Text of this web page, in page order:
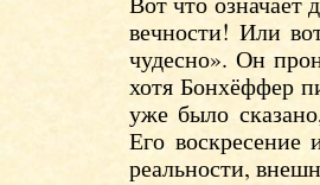
вечности! Или
чудесно». Он
хотя Бонхёффер
уже было
Его воскресение
реальности,